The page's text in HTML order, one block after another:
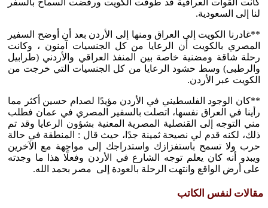
كانت القوات العراقية قد طوقت الكويت ورفضت السماح بالسفر
لنا إلى السعودية.
**غادرنا الكويت إلى العراق ومنها إلى الأردن بعد أن أوضح السفير
المصري بالكويت أن الرعايا من كل الجنسيات آمنون ، وكانت
رحلة شاقة ومضنية خاصة بين المنفذ العراقي والأردني (طرابيل
والرطبى) وسط حشود الرعايا من كل الجنسيات التي خرجت من
الكويت عبر الأردن.
**كان الوجود الفلسطيني في الأردن مؤيدًا لصدام حسين أكثر مما
رأينا في العراق نفسها، اتصلت بالسفير المصري في عمان فطلب
مني التوجه إلى القنصلية المصرية المعنية بشؤون الرعايا وقد تم
ذلك، لكنه قدم لي نصيحة ثمينة جدًا، حيث قال : المنطقة في حالة
حرب ولا تسمح باستفزازك واستدراجك إلى مواجهة مع الآخرين
ويبدو أنه كان يعلم توجه الشارع في الأردن وفعلًا هذا ما وجدته
على أرض الواقع وانتهت الرحلة بالعودة إلى مصر بحمد الله.
مقالات لنفس الكاتب